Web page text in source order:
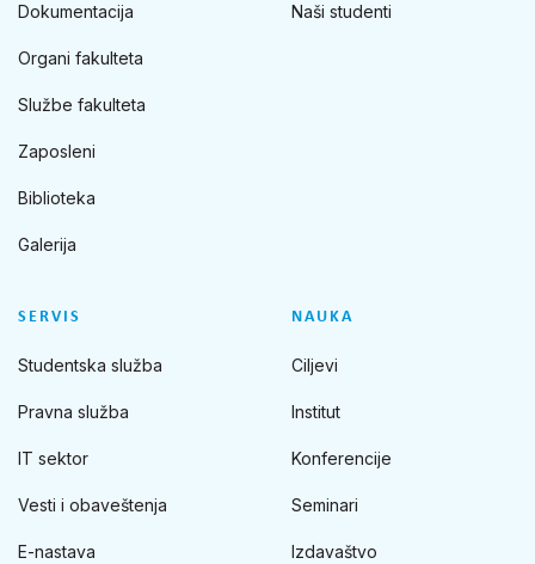
Dokumentacija
Organi fakulteta
Službe fakulteta
Zaposleni
Biblioteka
Galerija
Naši studenti
SERVIS
Studentska služba
Pravna služba
IT sektor
Vesti i obaveštenja
E-nastava
NAUKA
Ciljevi
Institut
Konferencije
Seminari
Izdavaštvo